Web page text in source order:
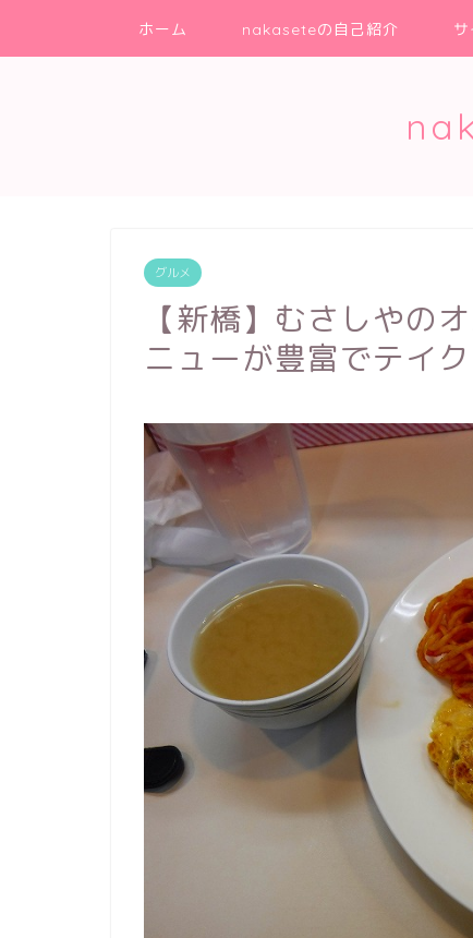
ホーム nakaseteの自己紹介
グルメ
【新橋】むさしやの
ニューが豊富でテイ